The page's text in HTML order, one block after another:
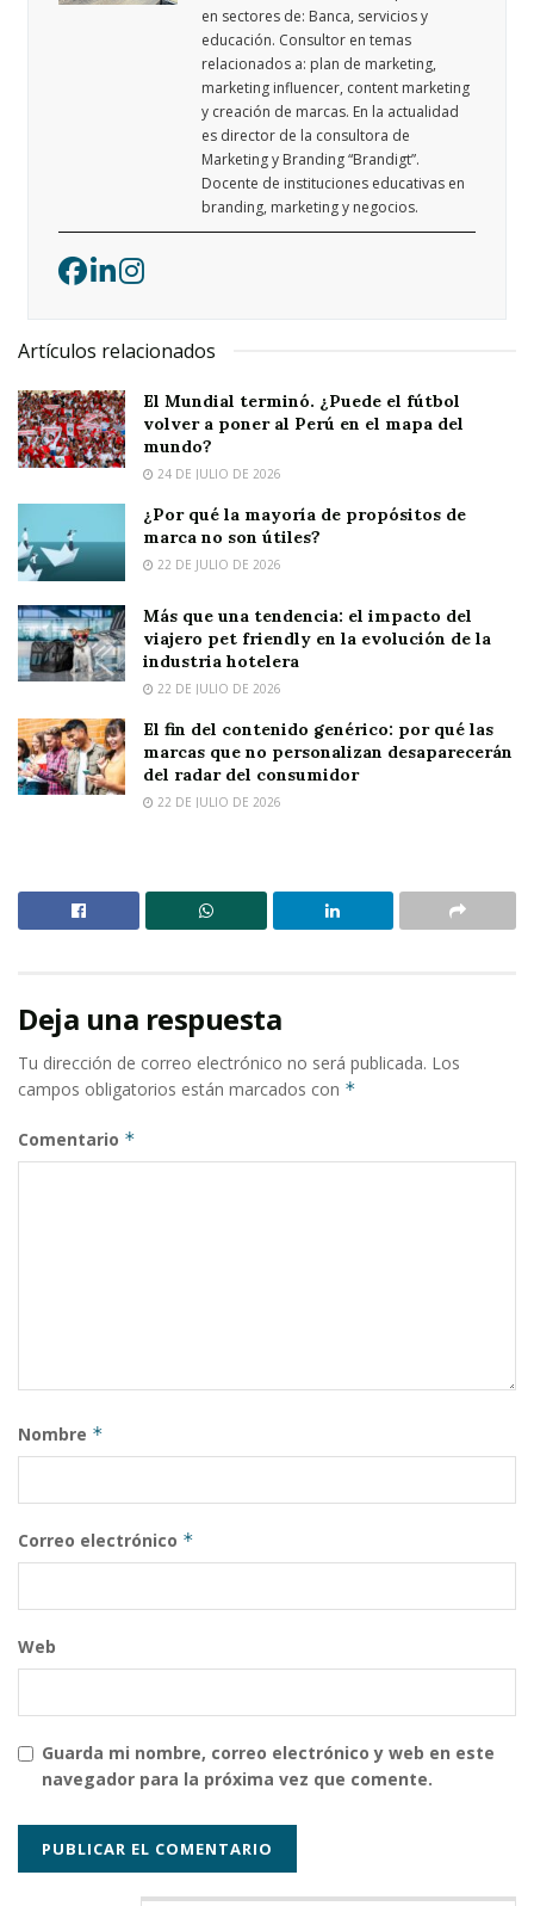
en sectores de: Banca, servicios y
educación. Consultor en temas
relacionados a: plan de marketing,
marketing influencer, content marketing
y creación de marcas. En la actualidad
es director de la consultora de
Marketing y Branding “Brandigt”.
Docente de instituciones educativas en
branding, marketing y negocios.
Artículos relacionados
El Mundial terminó. ¿Puede el fútbol
volver a poner al Perú en el mapa del
mundo?
24 DE JULIO DE 2026
¿Por qué la mayoría de propósitos de
marca no son útiles?
22 DE JULIO DE 2026
Más que una tendencia: el impacto del
viajero pet friendly en la evolución de la
industria hotelera
22 DE JULIO DE 2026
El fin del contenido genérico: por qué las
marcas que no personalizan desaparecerán
del radar del consumidor
22 DE JULIO DE 2026
Deja una respuesta
Tu dirección de correo electrónico no será publicada. Los
campos obligatorios están marcados con *
Comentario *
Nombre *
Correo electrónico *
Web
Guarda mi nombre, correo electrónico y web en este
navegador para la próxima vez que comente.